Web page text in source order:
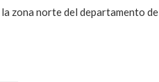
la zona norte del departamento de